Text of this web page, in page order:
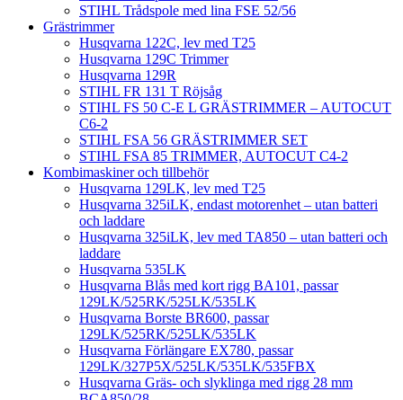
STIHL Trådspole med lina FSE 52/56
Grästrimmer
Husqvarna 122C, lev med T25
Husqvarna 129C Trimmer
Husqvarna 129R
STIHL FR 131 T Röjsåg
STIHL FS 50 C-E L GRÄSTRIMMER – AUTOCUT
C6-2
STIHL FSA 56 GRÄSTRIMMER SET
STIHL FSA 85 TRIMMER, AUTOCUT C4-2
Kombimaskiner och tillbehör
Husqvarna 129LK, lev med T25
Husqvarna 325iLK, endast motorenhet – utan batteri
och laddare
Husqvarna 325iLK, lev med TA850 – utan batteri och
laddare
Husqvarna 535LK
Husqvarna Blås med kort rigg BA101, passar
129LK/525RK/525LK/535LK
Husqvarna Borste BR600, passar
129LK/525RK/525LK/535LK
Husqvarna Förlängare EX780, passar
129LK/327P5X/525LK/535LK/535FBX
Husqvarna Gräs- och slyklinga med rigg 28 mm